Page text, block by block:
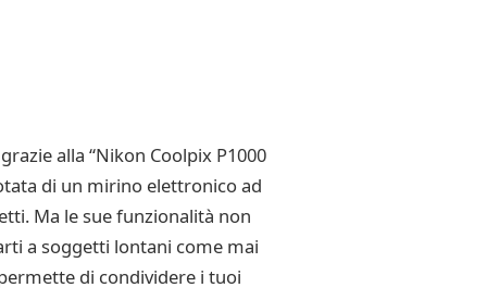
alla “Nikon Coolpix P1000
di un mirino elettronico ad
Ma le sue funzionalità non
a soggetti lontani come mai
di condividere i tuoi